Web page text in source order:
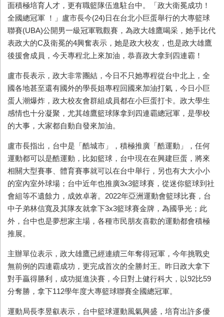
面積極培育人才，更有職籃隊伍進駐台中。「政大衛冕成功！
全國總冠軍 ！」盧市長今(24)日在台北小巨蛋舉行的大專籃球
聯賽(UBA)公開男一級冠軍戰觀賽，為政大雄鷹喝采，她手比代
表政大的C及衛冕的4興奮表示，她是政大校友，也是政大雄鷹
後援會成員，今天專程北上來加油，恭喜政大拿到四連霸！
盧市長表示，政大非常團結，今日不只她專程從台中北上，全
國各地甚至還有國外的學長姐專程回國來加油打氣，今日小巨
蛋人潮爆炸，政大校友會群組成員都在小巨蛋打卡。政大學生
感情也十分凝聚，尤其雄鷹籃球隊拿到四連霸總冠軍，是學校
的大事，大家都自動自發來加油。
盧市長指出，台中是「酷城市」，積極推廣「酷運動」，任何
運動都可以是酷運動，比如籃球，台中現在在興建巨蛋，將來
相關大型賽事、體育賽事就可以在台中舉行，另也有大大小小
的室內室外球場；台中近年也推廣3x3籃球賽，從迷你籃球到社
會組等不遺餘力，成效卓著。 2022年亞洲運動會籃球比賽，台
中子弟林信寬及其隊友就拿下3x3籃球賽金牌，為國爭光；此
外，台中也是夢想家主場，各種市民朋友喜歡的運動都會積極
推展。
主辦單位表示，政大雄鷹已經連續三年奪得冠軍，今年挑戰史
無前例的四連霸成功，更完成首次的全勝封王。昨日政大拿下
對手贏得勝利，成功挺進決賽，今日對上健行科大，以92比59
分奪勝，拿下112學年度大專籃球聯賽全國總冠軍。
運動局長李昱叡表示，台中籃球運動風氣興盛，培育出許多優